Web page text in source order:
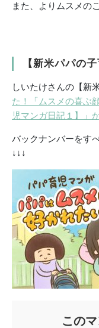
また、よりムスメの
【新米パパの
しいたけさんの【新
た！「ムスメの喜ぶ
児マンガ日記１】」
バックナンバーをす
↓↓↓
この